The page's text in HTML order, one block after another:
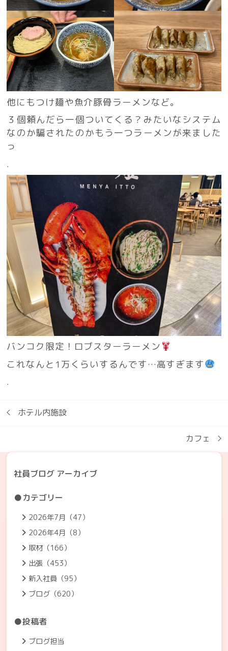
他にもつけ麺や魚介豚骨ラーメンなど。
３個頼んだら一個ついてくる？みたいなシステム
なのか騙されたのかもう一つラーメンが来ました
っ
.
バンコク限定！ロブスターラーメン
これなんと1万くらいするんです…高すぎます
.
ホテル内施設
カフェ
社員ブログ アーカイブ
●カテゴリー
2026年7月（47）
2026年4月（8）
取材（166）
出張（453）
新入社員（95）
ブログ（620）
●投稿者
ブログ担当